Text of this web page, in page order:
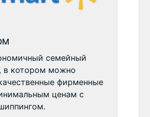
семейный
в котором можно
фирменные
ценам с